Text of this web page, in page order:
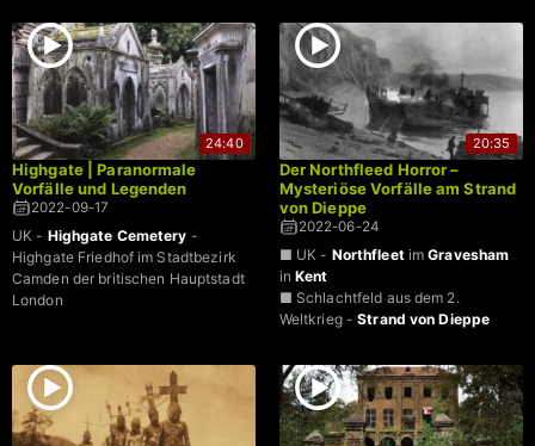
24:40
Highgate | Paranormale
Vorfälle und Legenden
2022-09-17
UK - Highgate Cemetery -
Highgate Friedhof im Stadtbezirk
Camden der britischen Hauptstadt
London
20:35
Der Northfleed Horror –
Mysteriöse Vorfälle am Strand
von Dieppe
2022-06-24
■ UK - NorthfleetimGravesham
inKent
■ Schlachtfeld aus dem 2.
Weltkrieg -Strand von Dieppe